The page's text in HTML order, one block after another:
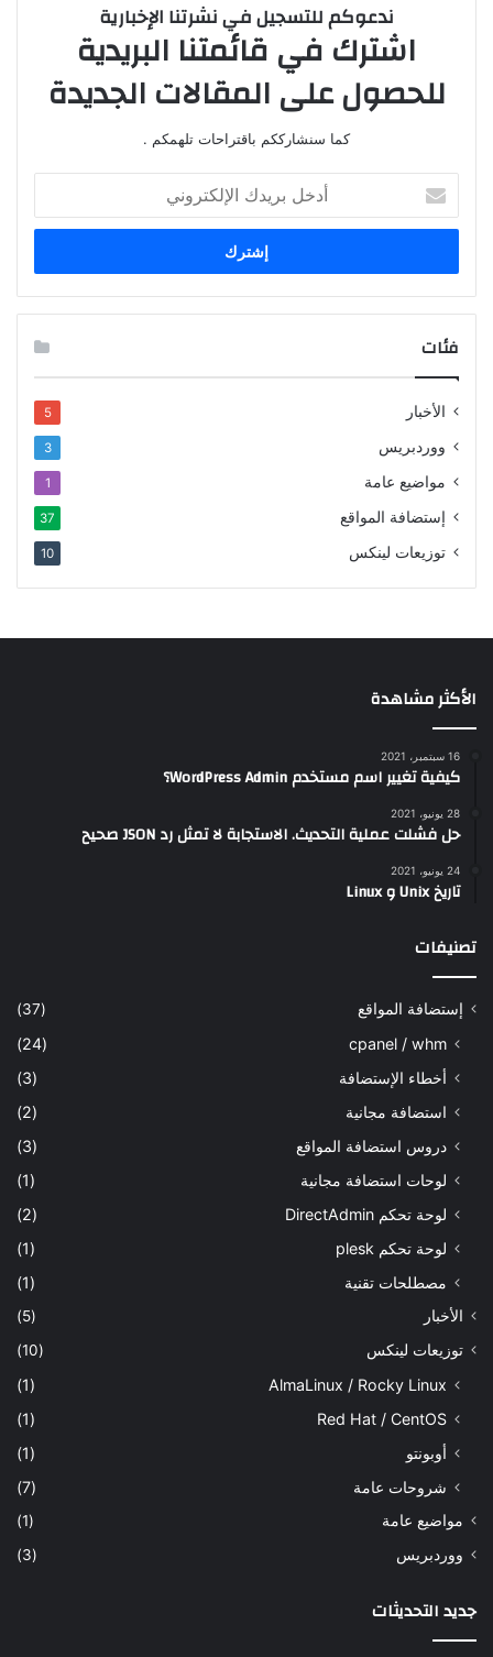
ندعوكم للتسجيل في نشرتنا الإخبارية
اشترك في قائمتنا البريدية
للحصول على المقالات الجديدة
كما سنشارككم باقتراحات تلهمكم .
أدخل
بريدك
الإلكتروني
فئات
الأخبار 5
ووردبريس 3
مواضيع عامة 1
إستضافة المواقع 37
توزيعات لينكس 10
الأكثر مشاهدة
16 سبتمبر، 2021
كيفية تغيير اسم مستخدم WordPress Admin؟
28 يونيو، 2021
حل فشلت عملية التحديث. الاستجابة لا تمثل رد JSON صحيح
24 يونيو، 2021
تاريخ Unix و Linux
تصنيفات
إستضافة المواقع (37)
cpanel / whm
(24)
أخطاء الإستضافة
(3)
استضافة مجانية
(2)
دروس استضافة المواقع
(3)
لوحات استضافة مجانية
(1)
لوحة تحكم DirectAdmin
(2)
لوحة تحكم plesk
(1)
مصطلحات تقنية
(1)
الأخبار
(5)
توزيعات لينكس
(10)
AlmaLinux / Rocky Linux
(1)
Red Hat / CentOS
(1)
أوبونتو
(1)
شروحات عامة
(7)
مواضيع عامة
(1)
ووردبريس
(3)
جديد التحديثات